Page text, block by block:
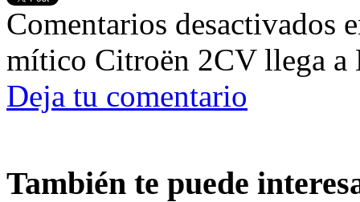
Comentarios desactivados
mítico Citroën 2CV llega a
Deja tu comentario
También te puede